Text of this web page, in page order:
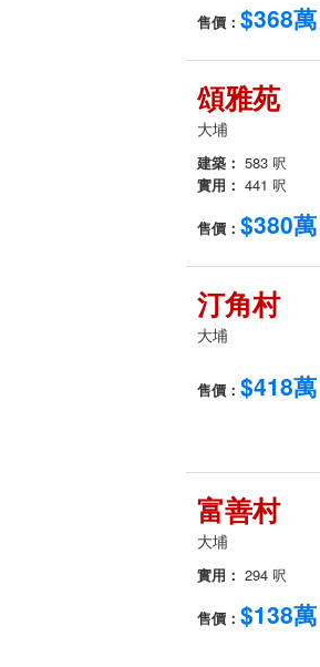
售價： $368萬
頌雅苑
大埔
建築： 583 呎
實用： 441 呎
售價： $380萬
汀角村
大埔
售價： $418萬
富善村
大埔
實用： 294 呎
售價： $138萬